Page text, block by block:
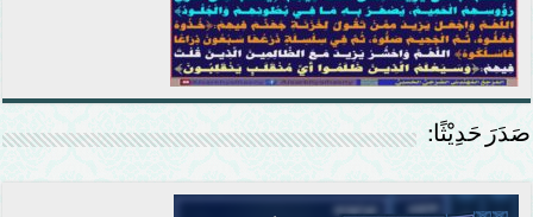
صَدَرَ حَدِيْثًا: